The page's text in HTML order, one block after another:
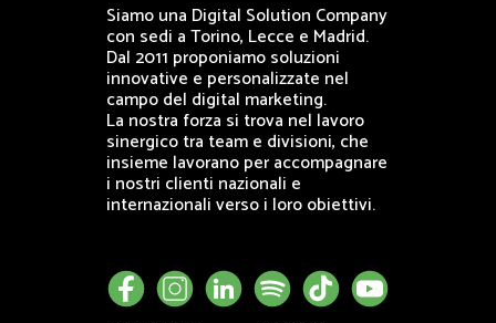
Siamo una Digital Solution Company
con sedi a Torino, Lecce e Madrid.
Dal 2011 proponiamo soluzioni
innovative e personalizzate nel
campo del digital marketing.
La nostra forza si trova nel lavoro
sinergico tra team e divisioni, che
insieme lavorano per accompagnare
i nostri clienti nazionali e
internazionali verso i loro obiettivi.